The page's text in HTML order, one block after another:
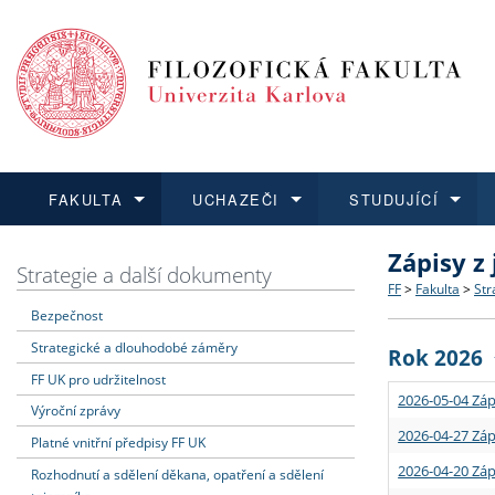
FAKULTA
Dozvědět se více
Struktura
Strategie
Podpora
UCHAZEČI
Podat přihlášku
Co
Učitelské
STUDUJÍCÍ
Dozvědět se více
Rigorózní
Dozvědět se více
O vědě a
Granty a
Dozvědět se více
Aktuální
Strategie a další dokumenty
Bezpečnost
Strategické a dlouhodobé záměry
FF UK pro udržitelnost
Výroční zprávy
Platné vnitřní předpisy FF UK
Rozhodnutí a sdělení děkana, opatření a sdělení
Zápisy
FF > Fakulta >
Rok 2026
2026-05-04
2026-04-27
2026-04-20